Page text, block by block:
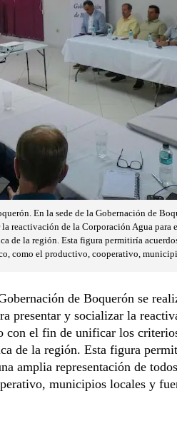
En la sede de la Gobernación de
reactivación de la Corporación Agua para
de la región. Esta figura permitiría
como el productivo, cooperativo,
de Boquerón se
presentar y socializar la
con el fin de unificar los
de la región. Esta figura
amplia representación de
municipios locales y